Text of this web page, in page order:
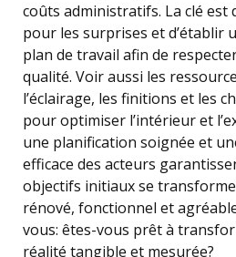
coûts administratifs. La clé est
pour les surprises et d’établir
plan de travail afin de
qualité. Voir aussi les
l’éclairage, les finitions et les
pour optimiser l’intérieur et
une planification soignée et
efficace des acteurs
objectifs initiaux se
rénové, fonctionnel et
vous: êtes-vous prêt à
réalité tangible et mesurée?